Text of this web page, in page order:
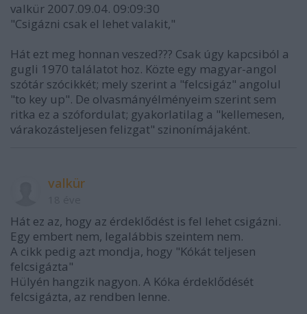
valkür 2007.09.04. 09:09:30
"Csigázni csak el lehet valakit,"
Hát ezt meg honnan veszed??? Csak úgy kapcsiból a
gugli 1970 találatot hoz. Közte egy magyar-angol
szótár szócikkét; mely szerint a "felcsigáz" angolul
"to key up". De olvasmányélményeim szerint sem
ritka ez a szófordulat; gyakorlatilag a "kellemesen,
várakozásteljesen felizgat" szinonímájaként.
valkür
Hát ez az, hogy az érdeklődést is fel lehet csigázni.
Egy embert nem, legalábbis szeintem nem.
A cikk pedig azt mondja, hogy "Kókát teljesen
felcsigázta"
Hülyén hangzik nagyon. A Kóka érdeklődését
felcsigázta, az rendben lenne.